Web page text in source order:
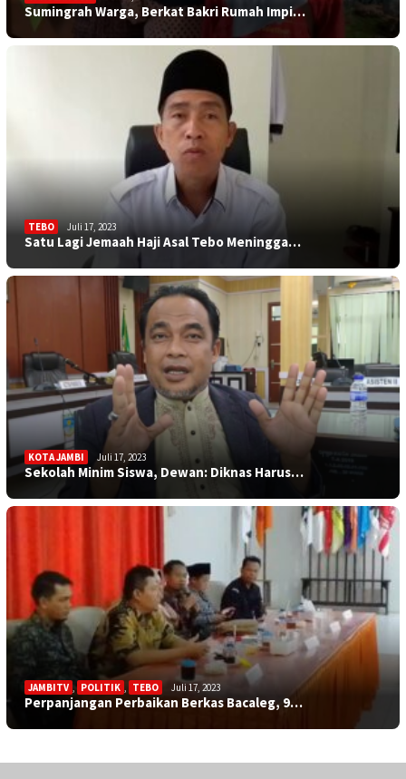
Sumingrah Warga, Berkat Bakri Rumah Impi…
TEBO Juli 17, 2023
Satu Lagi Jemaah Haji Asal Tebo Meningga…
KOTA JAMBI Juli 17, 2023
Sekolah Minim Siswa, Dewan: Diknas Harus…
JAMBITV , POLITIK , TEBO Juli 17, 2023
Perpanjangan Perbaikan Berkas Bacaleg, 9…